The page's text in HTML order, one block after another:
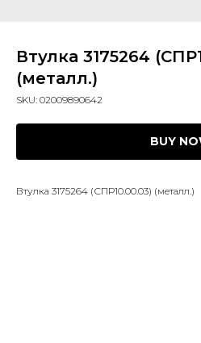
Втулка 3175264
(металл.)
SKU: 02009890642
BUY
Втулка 3175264 (СПР10.00.03) (металл.)